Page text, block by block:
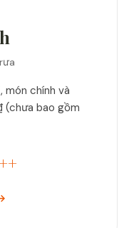
món chính và
bao gồm